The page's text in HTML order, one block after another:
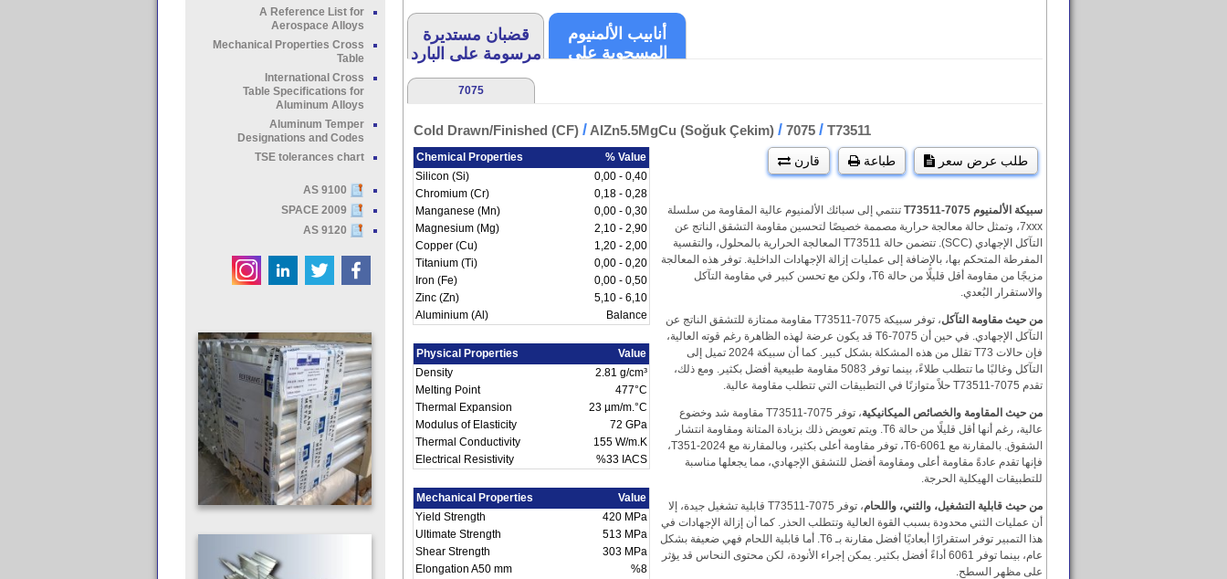
A Reference List for
Aerospace Alloys
Mechanical Properties Cross
Table
International Cross
Table Specifications for
Aluminum Alloys
Aluminum Temper
Designations and Codes
TSE tolerances chart
قضبان مستديرة
مرسومة على البارد
أنابيب الألمنيوم
المسحوبة على
7075
Cold Drawn/Finished (CF) / AlZn5.5MgCu (Soğuk Çekim) / 7075 / T73511
Chemical Properties
% Value
Silicon (Si)
0,00 - 0,40
Chromium (Cr)
0,18 - 0,28
Manganese (Mn)
0,00 - 0,30
Magnesium (Mg)
2,10 - 2,90
Copper (Cu)
1,20 - 2,00
Titanium (Ti)
0,00 - 0,20
Iron (Fe)
0,00 - 0,50
Zinc (Zn)
5,10 - 6,10
Aluminium (Al)
Balance
Physical Properties
Value
Density
2.81 g/cm³
Melting Point
477°C
Thermal Expansion
23 µm/m.°C
Modulus of Elasticity
72 GPa
Thermal Conductivity
155 W/m.K
Electrical Resistivity
%33 IACS
Mechanical Properties
Value
Yield Strength
420 MPa
Ultimate Strength
513 MPa
Shear Strength
303 MPa
Elongation A50 mm
%8
قارن طباعة طلب عرض سعر
سبيكة الألمنيوم 7075-T73511
تنتمي إلى سبائك الألمنيوم عالية المقاومة من سلسلة
7xxx، وتمثل حالة معالجة حرارية مصممة خصيصًا لتحسين مقاومة التشقق الناتج عن
التآكل الإجهادي (SCC). تتضمن حالة T73511 المعالجة الحرارية بالمحلول، والتقسية
المفرطة المتحكم بها، بالإضافة إلى عمليات إزالة الإجهادات الداخلية. توفر هذه المعالجة
مزيجًا من مقاومة أقل قليلًا من حالة T6، ولكن مع تحسن كبير في مقاومة التآكل
والاستقرار البُعدي.
من حيث مقاومة التآكل
، توفر سبيكة 7075-T73511 مقاومة ممتازة للتشقق الناتج عن
التآكل الإجهادي. في حين أن 7075-T6 قد يكون عرضة لهذه الظاهرة رغم قوته العالية،
فإن حالات T73 تقلل من هذه المشكلة بشكل كبير. كما أن سبيكة 2024 تميل إلى
التآكل وغالبًا ما تتطلب طلاءً، بينما توفر 5083 مقاومة طبيعية أفضل بكثير. ومع ذلك،
تقدم 7075-T73511 حلاً متوازنًا في التطبيقات التي تتطلب مقاومة عالية.
من حيث المقاومة والخصائص الميكانيكية
، توفر 7075-T73511 مقاومة شد وخضوع
عالية، رغم أنها أقل قليلًا من حالة T6. ويتم تعويض ذلك بزيادة المتانة ومقاومة انتشار
الشقوق. بالمقارنة مع 6061-T6، توفر مقاومة أعلى بكثير، وبالمقارنة مع 2024-T351،
فإنها تقدم عادةً مقاومة أعلى ومقاومة أفضل للتشقق الإجهادي، مما يجعلها مناسبة
للتطبيقات الهيكلية الحرجة.
من حيث قابلية التشغيل، والثني، واللحام
، توفر 7075-T73511 قابلية تشغيل جيدة، إلا
أن عمليات الثني محدودة بسبب القوة العالية وتتطلب الحذر. كما أن إزالة الإجهادات في
هذا التمبير توفر استقرارًا أبعاديًا أفضل مقارنة بـ T6. أما قابلية اللحام فهي ضعيفة بشكل
عام، بينما توفر 6061 أداءً أفضل بكثير. يمكن إجراء الأنودة، لكن محتوى النحاس قد يؤثر
على مظهر السطح.